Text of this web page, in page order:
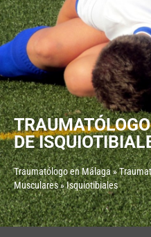
DE
Traumatólogo en Málaga»
Musculares»Isquiotibiales